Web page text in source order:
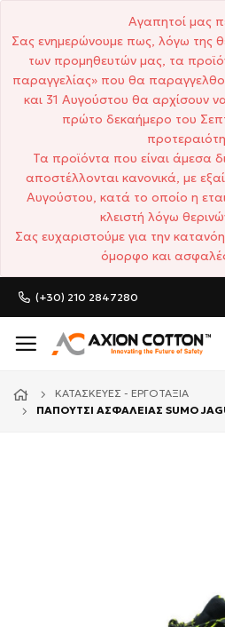
Αγαπητοί μας
Σας ενημερώνουμε πως, λόγω της
των προμηθευτών μας, τα
παραγγελίας» που θα
και 31 Αυγούστου θα αρχίσουν
πρώτο δεκαήμερο του
Τα προϊόντα που είναι άμεσα
αποστέλλονται κανονικά, με
Αυγούστου, κατά το οποίο η
κλειστή λόγω
Σας ευχαριστούμε για την
όμορφο και
(+30) 210 2847280
ΚΑΤΑΣΚΕΥΈΣ - ΕΡΓΟΤΆΞΙΑ
ΠΑΠΟΥΤΣΙ ΑΣΦΑΛΕΙΑΣ SUMO